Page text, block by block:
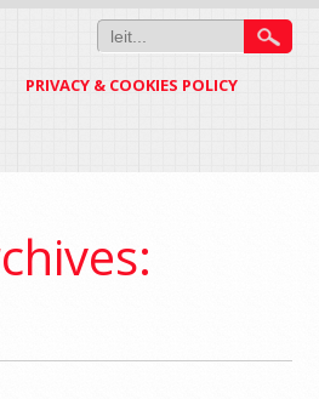
PRIVACY & COOKIES POLICY